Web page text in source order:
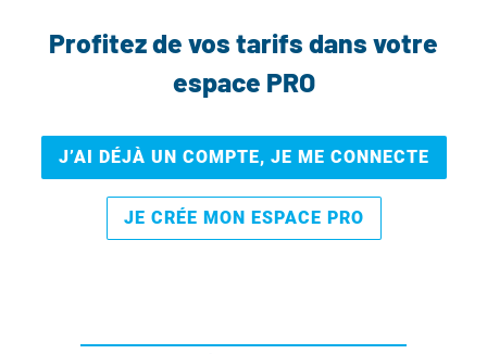
Profitez de vos tarifs dans votre
espace PRO
J’AI DÉJÀ UN COMPTE, JE ME CONNECTE
JE CRÉE MON ESPACE PRO